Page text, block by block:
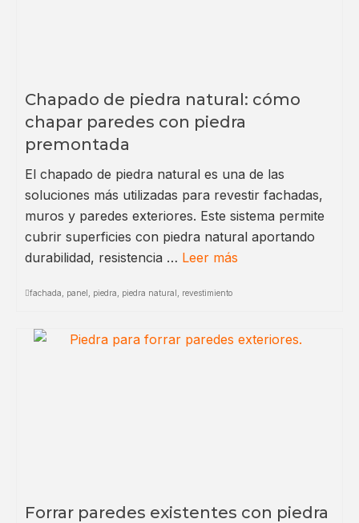
Chapado de piedra natural: cómo
chapar paredes con piedra
premontada
El chapado de piedra natural es una de las
soluciones más utilizadas para revestir fachadas,
muros y paredes exteriores. Este sistema permite
cubrir superficies con piedra natural aportando
durabilidad, resistencia … Leer más
fachada panel piedra piedra natural revestimiento
Forrar paredes existentes con piedra